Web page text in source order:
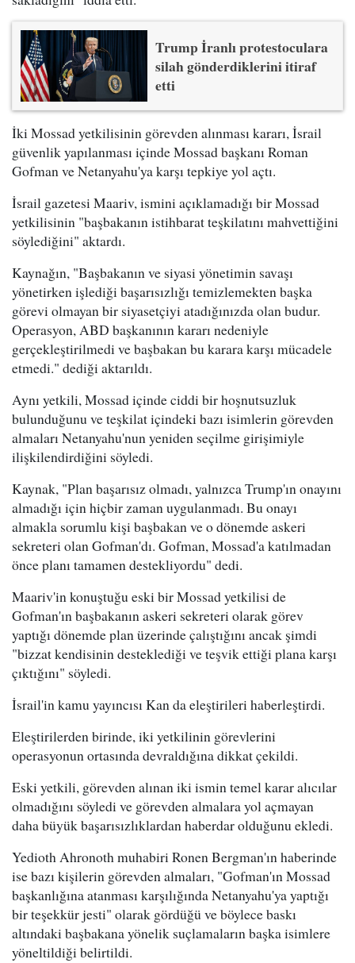
Trump İranlı protestoculara
silah gönderdiklerini itiraf
etti
İki Mossad yetkilisinin görevden alınması kararı, İsrail
güvenlik yapılanması içinde Mossad başkanı Roman
Gofman ve Netanyahu'ya karşı tepkiye yol açtı.
İsrail gazetesi Maariv, ismini açıklamadığı bir Mossad
yetkilisinin "başbakanın istihbarat teşkilatını mahvettiğini
söylediğini" aktardı.
Kaynağın, "Başbakanın ve siyasi yönetimin savaşı
yönetirken işlediği başarısızlığı temizlemekten başka
görevi olmayan bir siyasetçiyi atadığınızda olan budur.
Operasyon, ABD başkanının kararı nedeniyle
gerçekleştirilmedi ve başbakan bu karara karşı mücadele
etmedi." dediği aktarıldı.
Aynı yetkili, Mossad içinde ciddi bir hoşnutsuzluk
bulunduğunu ve teşkilat içindeki bazı isimlerin görevden
almaları Netanyahu'nun yeniden seçilme girişimiyle
ilişkilendirdiğini söyledi.
Kaynak, "Plan başarısız olmadı, yalnızca Trump'ın onayını
almadığı için hiçbir zaman uygulanmadı. Bu onayı
almakla sorumlu kişi başbakan ve o dönemde askeri
sekreteri olan Gofman'dı. Gofman, Mossad'a katılmadan
önce planı tamamen destekliyordu" dedi.
Maariv'in konuştuğu eski bir Mossad yetkilisi de
Gofman'ın başbakanın askeri sekreteri olarak görev
yaptığı dönemde plan üzerinde çalıştığını ancak şimdi
"bizzat kendisinin desteklediği ve teşvik ettiği plana karşı
çıktığını" söyledi.
İsrail'in kamu yayıncısı Kan da eleştirileri haberleştirdi.
Eleştirilerden birinde, iki yetkilinin görevlerini
operasyonun ortasında devraldığına dikkat çekildi.
Eski yetkili, görevden alınan iki ismin temel karar alıcılar
olmadığını söyledi ve görevden almalara yol açmayan
daha büyük başarısızlıklardan haberdar olduğunu ekledi.
Yedioth Ahronoth muhabiri Ronen Bergman'ın haberinde
ise bazı kişilerin görevden almaları, "Gofman'ın Mossad
başkanlığına atanması karşılığında Netanyahu'ya yaptığı
bir teşekkür jesti" olarak gördüğü ve böylece baskı
altındaki başbakana yönelik suçlamaların başka isimlere
yöneltildiği belirtildi.